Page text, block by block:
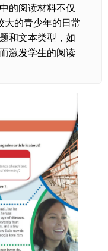
的阅读材料不仅
大的青少年的日常
和文本类型，如
激发学生的阅读